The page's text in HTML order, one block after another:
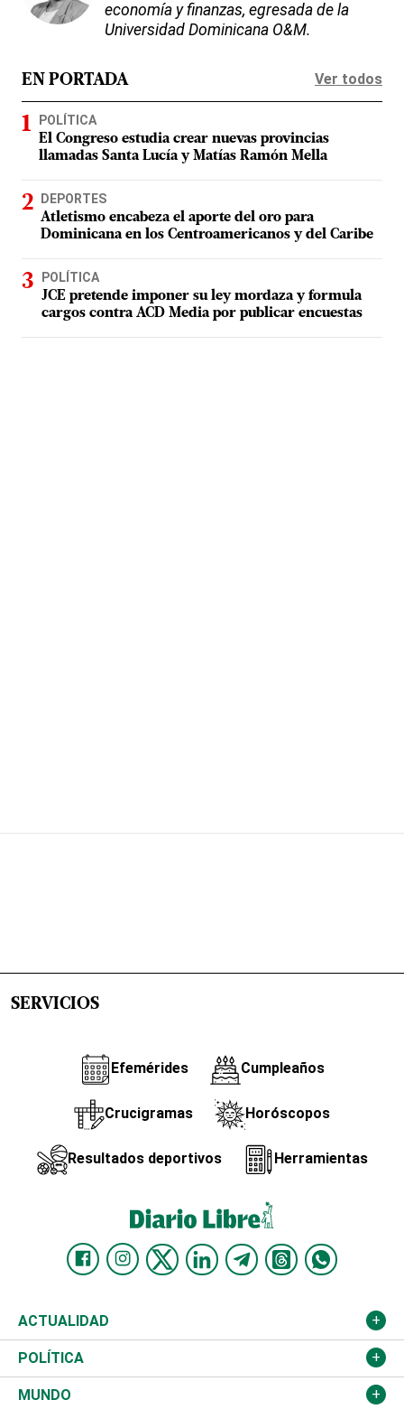
economía y finanzas, egresada de la
Universidad Dominicana O&M.
EN PORTADA Ver todos
POLÍTICA
El Congreso estudia crear nuevas provincias
llamadas Santa Lucía y Matías Ramón Mella
DEPORTES
Atletismo encabeza el aporte del oro para
Dominicana en los Centroamericanos y del Caribe
POLÍTICA
JCE pretende imponer su ley mordaza y formula
cargos contra ACD Media por publicar encuestas
SERVICIOS
Efemérides Cumpleaños
Crucigramas Horóscopos
Resultados deportivos Herramientas
ACTUALIDAD
Nacional
Ciudad
POLÍTICA
Partidos
MUNDO